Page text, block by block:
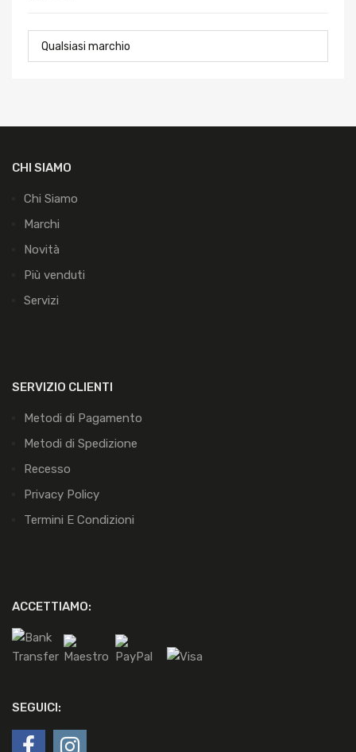
CHI SIAMO
Chi Siamo
Marchi
Novità
Più venduti
Servizi
SERVIZIO CLIENTI
Metodi di Pagamento
Metodi di Spedizione
Recesso
Privacy Policy
Termini E Condizioni
ACCETTIAMO:
SEGUICI: